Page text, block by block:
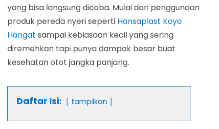
yang bisa langsung dicoba. Mulai dari penggunaan
produk pereda nyeri seperti Hansaplast Koyo
Hangat sampai kebiasaan kecil yang sering
diremehkan tapi punya dampak besar buat
kesehatan otot jangka panjang.
Daftar Isi: tampilkan